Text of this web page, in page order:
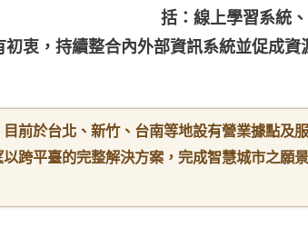
括：線上學習系統
衷，持續整合內外部資訊系統並促成
前於台北、新竹、台南等地設有營業據點及
跨平臺的完整解決方案，完成智慧城市之願